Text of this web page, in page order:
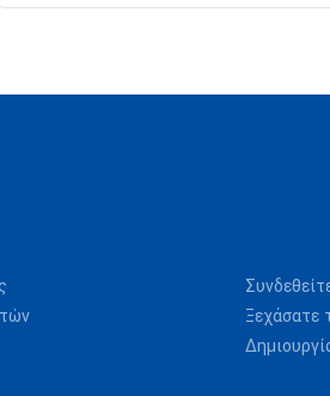
Ξεχάσατε